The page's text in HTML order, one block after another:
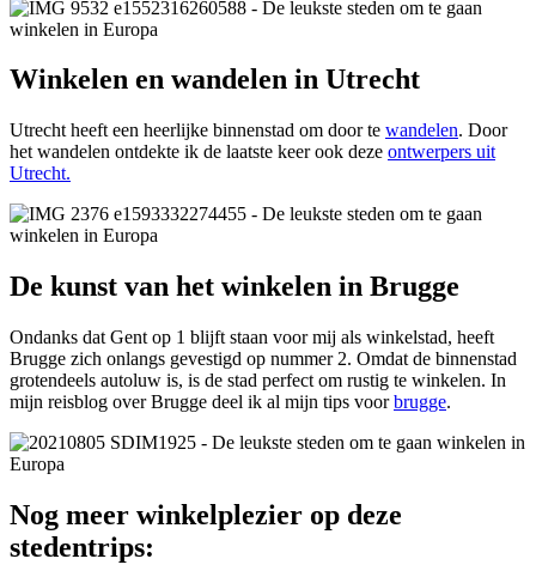
Winkelen en wandelen in Utrecht
Utrecht heeft een heerlijke binnenstad om door te wandelen. Door
het wandelen ontdekte ik de laatste keer ook deze ontwerpers uit
Utrecht.
De kunst van het winkelen in Brugge
Ondanks dat Gent op 1 blijft staan voor mij als winkelstad, heeft
Brugge zich onlangs gevestigd op nummer 2. Omdat de binnenstad
grotendeels autoluw is, is de stad perfect om rustig te winkelen. In
mijn reisblog over Brugge deel ik al mijn tips voorbrugge.
Nog meer winkelplezier op deze
stedentrips: